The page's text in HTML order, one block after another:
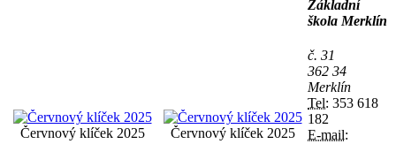
Červnový klíček 2025 Červnový klíček 2025
Základní
škola Merklín
č. 31
362 34
Merklín
Tel: 353 618
182
E-mail: